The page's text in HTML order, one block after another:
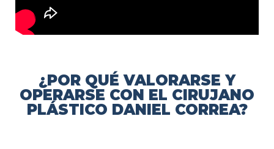
¿POR QUÉ VALORARSE Y
OPERARSE CON EL CIRUJANO
PLÁSTICO DANIEL CORREA?